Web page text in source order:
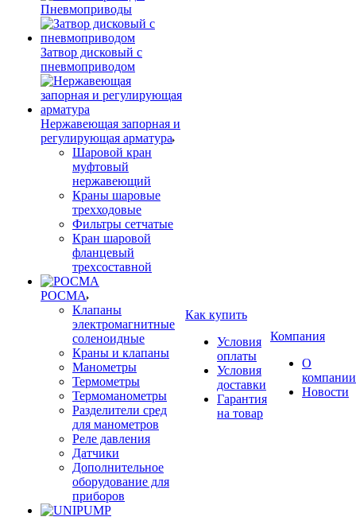
Пневмоприводы
Затвор дисковый с
пневмоприводом
Нержавеющая запорная и
регулирующая арматура
Шаровой кран
муфтовый
нержавеющий
Краны шаровые
трехходовые
Фильтры сетчатые
Кран шаровой
фланцевый
трехсоставной
РОСМА
Клапаны
электромагнитные
соленоидные
Краны и клапаны
Манометры
Термометры
Термоманометры
Разделители сред
для манометров
Реле давления
Датчики
Дополнительное
оборудование для
приборов
Как купить
Условия
оплаты
Условия
доставки
Гарантия
на товар
Компания
О
компании
Новости